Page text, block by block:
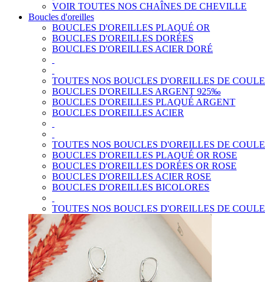
VOIR TOUTES NOS CHAÎNES DE CHEVILLE
Boucles d'oreilles
BOUCLES D'OREILLES PLAQUÉ OR
BOUCLES D'OREILLES DORÉES
BOUCLES D'OREILLES ACIER DORÉ
TOUTES NOS BOUCLES D'OREILLES DE
BOUCLES D'OREILLES ARGENT 925‰
BOUCLES D'OREILLES PLAQUÉ ARGENT
BOUCLES D'OREILLES ACIER
TOUTES NOS BOUCLES D'OREILLES DE
BOUCLES D'OREILLES PLAQUÉ OR ROSE
BOUCLES D'OREILLES DORÉES OR ROSE
BOUCLES D'OREILLES ACIER ROSE
BOUCLES D'OREILLES BICOLORES
TOUTES NOS BOUCLES D'OREILLES DE